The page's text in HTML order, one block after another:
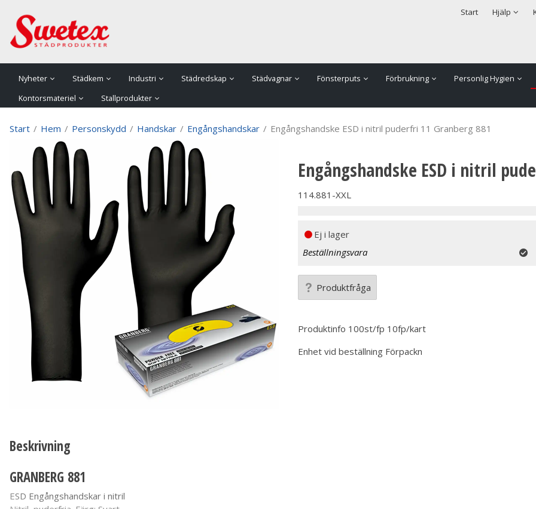
Start Hjälp
Säkerhet & Cookies
Nyheter Städkem Industri Städredskap Städvagnar Fönsterputs Förbrukning
Personlig Hygien
Kontorsmateriel
Stallprodukter
Start / Hem / Personskydd / Handskar / Engångshandskar / Engångshandske ESD i nitril puderfri 11 Granberg 881
Engångshandske ESD i nitril
114.881-XXL
Ej i lager
Beställningsvara
Produktfråga
Produktinfo 100st/fp 10fp/kart
Enhet vid beställning Förpackn
Beskrivning
GRANBERG 881
ESD Engångshandskar i nitril